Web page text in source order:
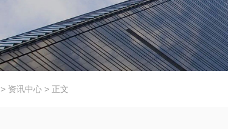
> 资讯中心 > 正文